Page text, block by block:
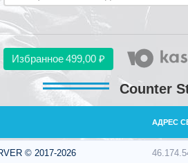
Избранное499,00 ₽
Counter
АДРЕС
© 2017-2026